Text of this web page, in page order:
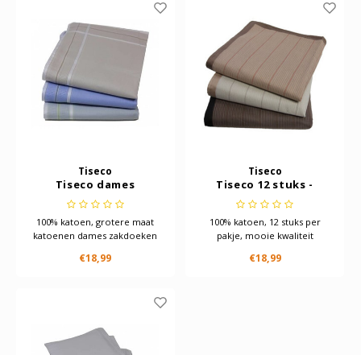
Tiseco
Tiseco dames
zakdoeken Ines
100% katoen, grotere maat
katoenen dames zakdoeken
€18,99
Tiseco
Tiseco 12 stuks -
Dames zakdoeken -
100% katoen, 12 stuks per
pakje, mooie kwaliteit
omgezoomd randje
€18,99